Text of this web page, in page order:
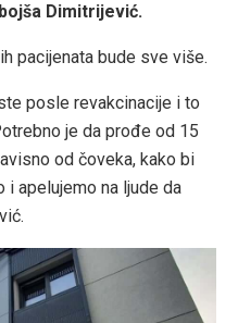
Dimitrijević.
pacijenata bude sve više.
posle revakcinacije i to
je da prođe od 15
od čoveka, kako bi
i apelujemo na ljude da